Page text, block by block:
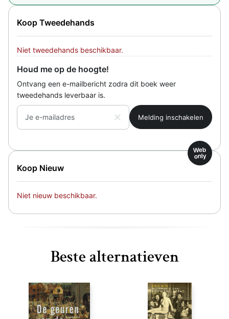
Koop Tweedehands
Niet tweedehands beschikbaar.
Houd me op de hoogte!
Ontvang een e-mailbericht zodra dit boek weer
tweedehands leverbaar is.
Je e-mailadres
Koop Nieuw
Web
only
Niet nieuw beschikbaar.
Beste alternatieven